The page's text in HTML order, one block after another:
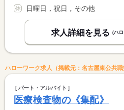
日曜日，祝日，その他
求人詳細を見る (ハ
ハローワーク求人（掲載元：名古屋東公共職
パート・アルバイト
医療検査物の《集配》